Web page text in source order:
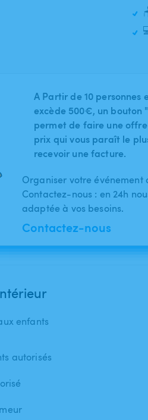
A Partir de 10
excède 500€, un bouton
permet de faire une
prix qui vous paraît le
recevoir une facture.
Organiser votre événement
Contactez-nous : en 24h
adaptée à vos besoins.
Contactez-nous
enfants
autorisés